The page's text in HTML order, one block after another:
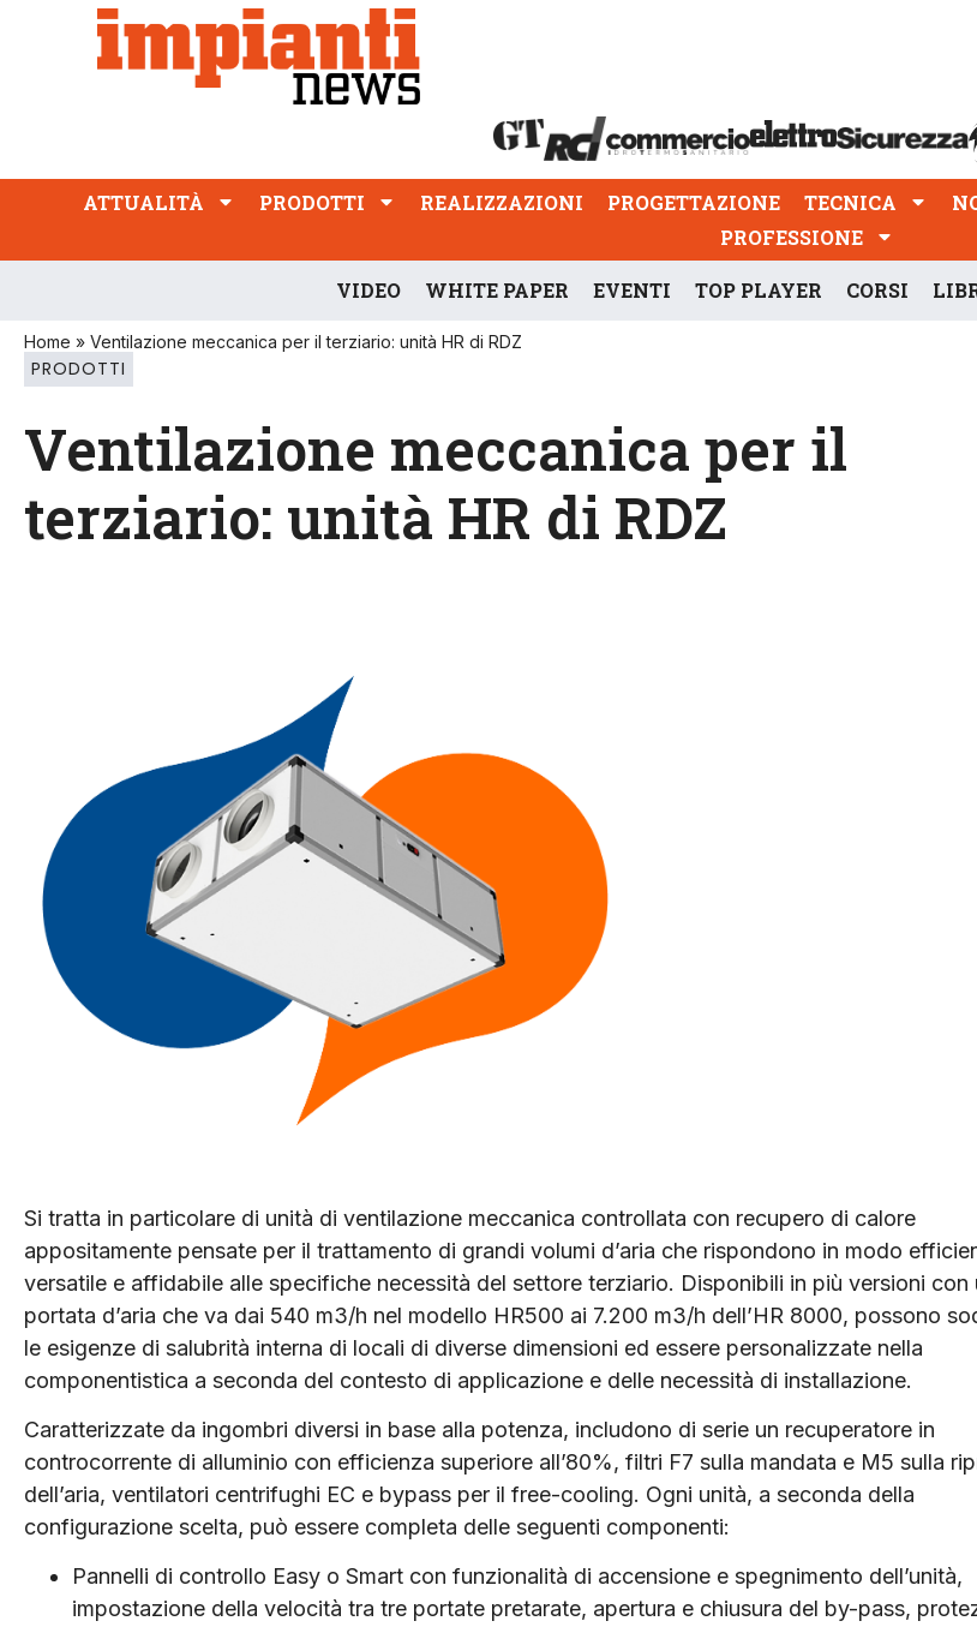
ATTUALITÀ PRODOTTI REALIZZAZIONI
PROFESSIONE
ATTUALITÀ PRODOTTI REALIZZAZIONI PROGETTAZIONE TECNICA
PROFESSIONE
VIDEO WHITE PAPER EVENTI TOP PLAYER CORSI
Home » Ventilazione meccanica per il terziario: unità HR di RDZ
PRODOTTI
Ventilazione meccanica per il
terziario: unità HR di RDZ
Si tratta in particolare di unità di ventilazione meccanica controllata con recupero di calore
appositamente pensate per il trattamento di grandi volumi d’aria che rispondono in modo
versatile e affidabile alle specifiche necessità del settore terziario. Disponibili in più versioni con
portata d’aria che va dai 540 m3/h nel modello HR500 ai 7.200 m3/h dell’HR 8000, possono
le esigenze di salubrità interna di locali di diverse dimensioni ed essere personalizzate nella
componentistica a seconda del contesto di applicazione e delle necessità di installazione.
Caratterizzate da ingombri diversi in base alla potenza, includono di serie un recuperatore in
controcorrente di alluminio con efficienza superiore all’80%, filtri F7 sulla mandata e M5 sulla
dell’aria, ventilatori centrifughi EC e bypass per il free-cooling. Ogni unità, a seconda della
configurazione scelta, può essere completa delle seguenti componenti:
Pannelli di controllo Easy o Smart con funzionalità di accensione e spegnimento dell’unità,
impostazione della velocità tra tre portate pretarate, apertura e chiusura del by-pass,